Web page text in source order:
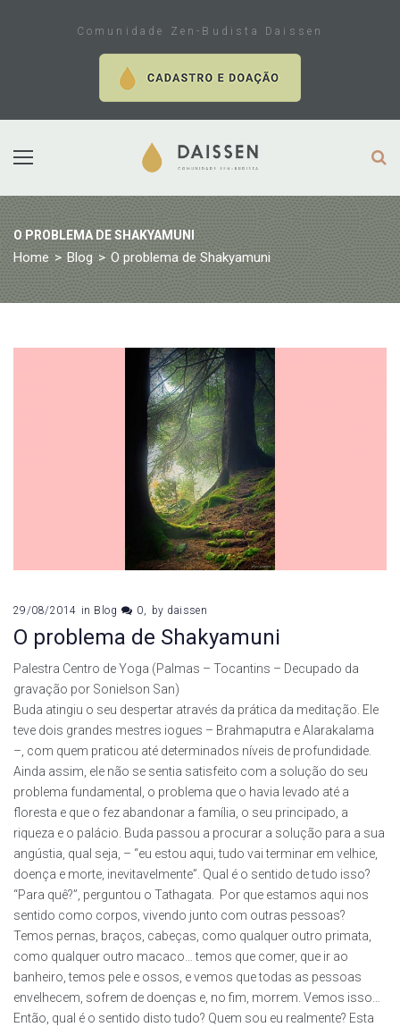
Comunidade Zen-Budista Daissen
O PROBLEMA DE SHAKYAMUNI
Home > Blog > O problema de Shakyamuni
29/08/2014 in Blog 0 by daissen
O problema de Shakyamuni
Palestra Centro de Yoga (Palmas – Tocantins – Decupado da
gravação por Sonielson San)
Buda atingiu o seu despertar através da prática da meditação. Ele
teve dois grandes mestres iogues – Brahmaputra e Alarakalama
–, com quem praticou até determinados níveis de profundidade.
Ainda assim, ele não se sentia satisfeito com a solução do seu
problema fundamental, o problema que o havia levado até a
floresta e que o fez abandonar a família, o seu principado, a
riqueza e o palácio. Buda passou a procurar a solução para a sua
angústia, qual seja, – “eu estou aqui, tudo vai terminar em velhice,
doença e morte, inevitavelmente”. Qual é o sentido de tudo isso?
“Para quê?”, perguntou o Tathagata. Por que estamos aqui nos
sentido como corpos, vivendo junto com outras pessoas?
Temos pernas, braços, cabeças, como qualquer outro primata,
como qualquer outro macaco… temos que comer, que ir ao
banheiro, temos pele e ossos, e vemos que todas as pessoas
envelhecem, sofrem de doenças e, no fim, morrem. Vemos isso…
Então, qual é o sentido disto tudo? Quem sou eu realmente? Esta